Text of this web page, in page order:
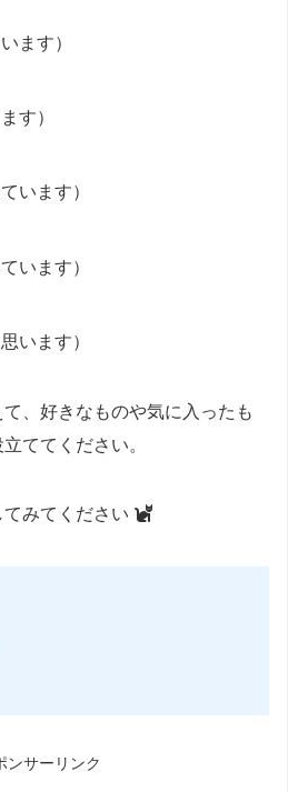
ます）
す）
います）
います）
います）
、好きなものや気に入ったも
ててください。
みてください
ンサーリンク